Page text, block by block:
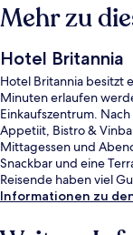
Mehr zu
Hotel Britannia
Hotel Britannia besitzt
Minuten erlaufen
Einkaufszentrum.
Appetiit, Bistro &
Mittagessen und
Snackbar und eine
Reisende haben viel
Informationen zu